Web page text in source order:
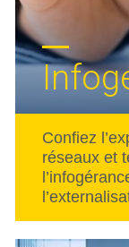
Confiez
réseaux et